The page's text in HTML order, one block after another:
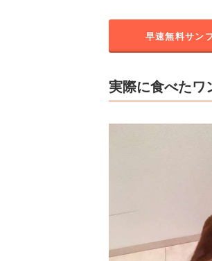
早速無料サン
実際に食べたワ